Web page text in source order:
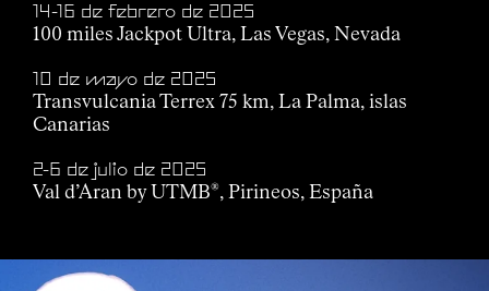
14-16 de febrero de 2025
100 miles Jackpot Ultra, Las Vegas, Nevada
10 de mayo de 2025
Transvulcania Terrex 75 km, La Palma, islas
Canarias
2-6 de julio de 2025
Val d’Aran by UTMB®, Pirineos, España